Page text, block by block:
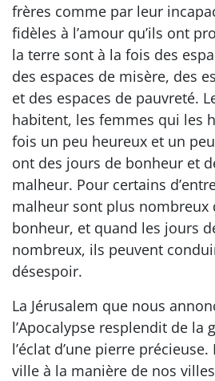
frères comme par leur
fidèles à l’amour qu’ils ont
la terre sont à la fois des
des espaces de misère, des
et des espaces de pauvreté.
habitent, les femmes qui les
fois un peu heureux et un
ont des jours de bonheur et
malheur. Pour certains
malheur sont plus nombreux
bonheur, et quand les jours
nombreux, ils peuvent
désespoir.
La Jérusalem que nous
l’Apocalypse resplendit de la
l’éclat d’une pierre précieuse.
ville à la manière de nos